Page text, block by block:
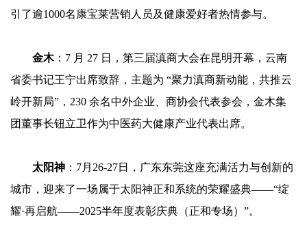
引了逾1000名康宝莱营销人员及健康爱好者热情参与。
金木：7 月 27 日，第三届滇商大会在昆明开幕，云南
省委书记王宁出席致辞，主题为 “聚力滇商新动能，共推云
岭开新局”，230 余名中外企业、商协会代表参会，金木集
团董事长钮立卫作为中医药大健康产业代表出席。
太阳神 ：7月26-27日，广东东莞这座充满活力与创新的
城市，迎来了一场属于太阳神正和系统的荣耀盛典——“绽
耀·再启航——2025半年度表彰庆典（正和专场）”。